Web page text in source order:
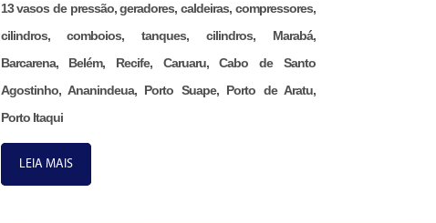
13 vasos de pressão, geradores, caldeiras, compressores,
cilindros, comboios, tanques, cilindros, Marabá,
Barcarena, Belém, Recife, Caruaru, Cabo de Santo
Agostinho, Ananindeua, Porto Suape, Porto de Aratu,
Porto Itaqui
LEIA MAIS